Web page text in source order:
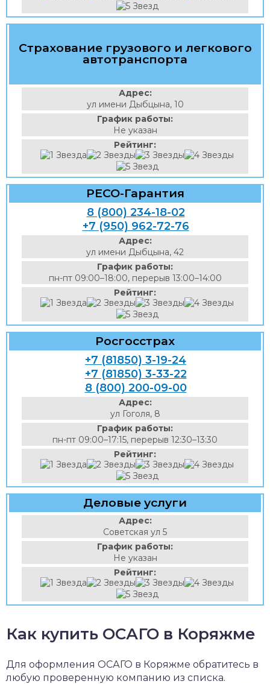
Страхование грузового и легкового
автотранспорта
Адрес:
ул имени Дыбцына, 10
График работы:
Не указан
Рейтинг:
РЕСО-Гарантия
8 (800) 234-18-02
+7 (950) 962-72-76
Адрес:
ул имени Дыбцына, 42
График работы:
пн-пт 09:00–18:00, перерыв 13:00–14:00
Рейтинг:
Росгосстрах
+7 (81850) 3-19-24
+7 (81850) 3-33-22
8 (800) 200-09-00
Адрес:
ул Гоголя, 8
График работы:
пн-пт 09:00–17:15, перерыв 12:30–13:30
Рейтинг:
Деловые услуги
Адрес:
Советская ул 5
График работы:
Не указан
Рейтинг:
Как купить ОСАГО в Коряжме
Для оформления ОСАГО в Коряжме обратитесь в
любую проверенную компанию из списка.